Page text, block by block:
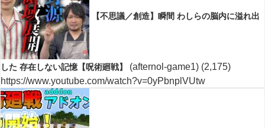
【不思議／創造】瞬間 わしらの脳内に溢れ出
した 存在しない記憶【呪術廻戦】 (afternol-game1) (2,175)
https://www.youtube.com/watch?v=0yPbnplVUtw